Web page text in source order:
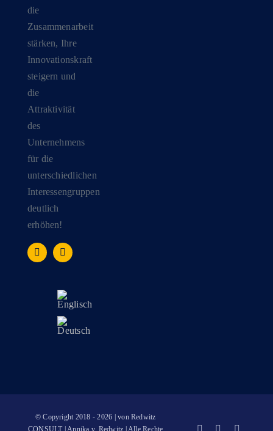
die
Zusammenarbeit
stärken, Ihre
Innovationskraft
steigern und
die
Attraktivität
des
Unternehmens
für die
unterschiedlichen
Interessengruppen
deutlich
erhöhen!
© Copyright 2018 - 2026 | von Redwitz